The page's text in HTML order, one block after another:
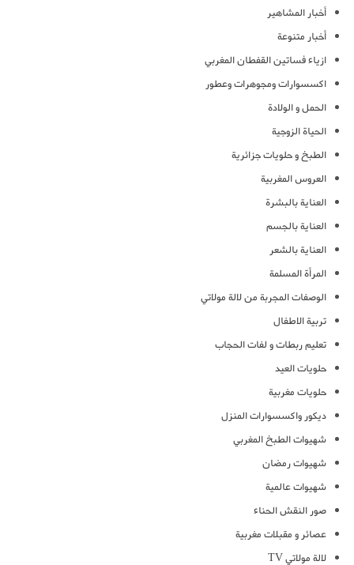
أخبار المشاهير
أخبار متنوعة
ازياء فساتين القفطان المغربي
اكسسوارات ومجوهرات وعطور
الحمل و الولادة
الحياة الزوجية
الطبخ و حلويات جزائرية
العروس المغربية
العناية بالبشرة
العناية بالجسم
العناية بالشعر
المرأة المسلمة
الوصفات المجربة من لالة مولاتي
تربية الاطفال
تعليم ربطات و لفات الحجاب
حلويات العيد
حلويات مغربية
ديكور واكسسوارات المنزل
شهيوات الطبخ المغربي
شهيوات رمضان
شهيوات عالمية
صور النقش الحناء
عصائر و مقبلات مغربية
لالة مولاتي TV